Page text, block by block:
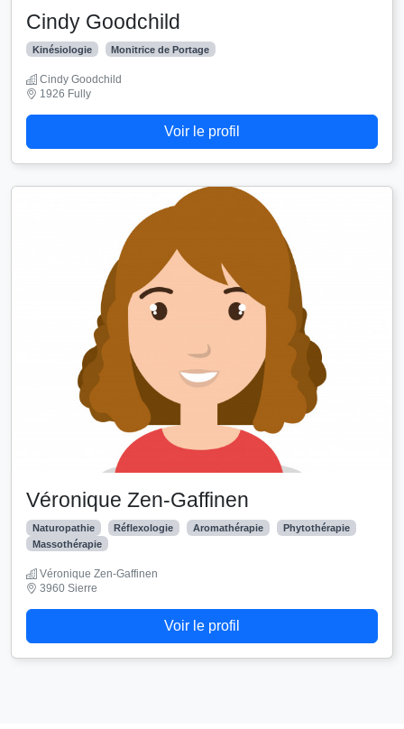
Cindy Goodchild
Kinésiologie Monitrice de Portage
Cindy Goodchild
1926 Fully
Voir le profil
Véronique Zen-Gaffinen
Naturopathie Réflexologie Aromathérapie
Phytothérapie
Massothérapie
Véronique Zen-Gaffinen
3960 Sierre
Voir le profil